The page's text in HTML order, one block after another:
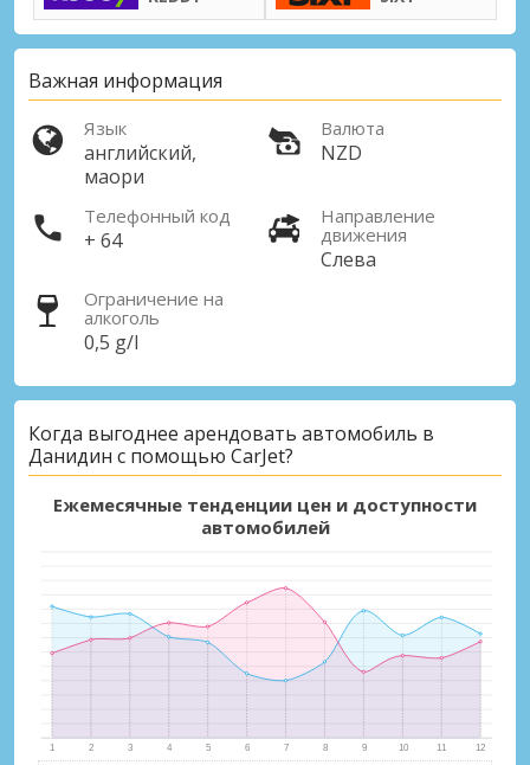
Важная информация
Язык
английский,
маори
Валюта
NZD
Телефонный код
+ 64
Направление
движения
Слева
Ограничение на
алкоголь
0,5 g/l
Когда выгоднее арендовать автомобиль в
Данидин с помощью CarJet?
Ежемесячные тенденции цен и доступности
автомобилей